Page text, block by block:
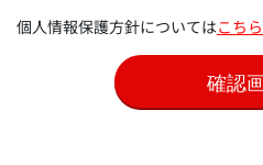
個人情報保護方針についてはこちら